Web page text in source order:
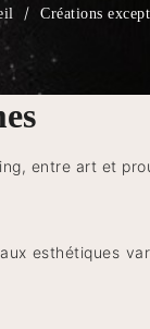
Créations
entre art et
esthétiques